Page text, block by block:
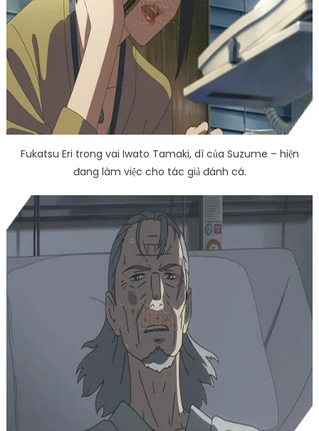
Fukatsu Eri trong vai Iwato Tamaki, dì của Suzume – hiện
đang làm việc cho tác giả đánh cá.